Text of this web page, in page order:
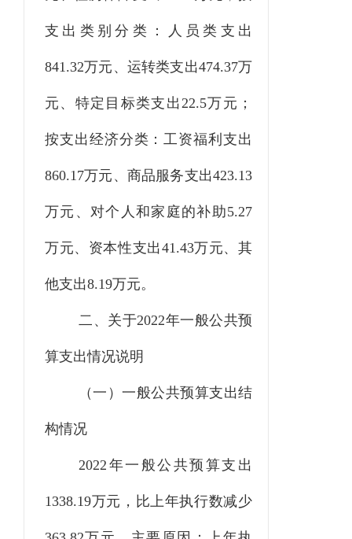
支出类别分类：人员类支出
841.32万元、运转类支出474.37万
元、特定目标类支出22.5万元；
按支出经济分类：工资福利支出
860.17万元、商品服务支出423.13
万元、对个人和家庭的补助5.27
万元、资本性支出41.43万元、其
他支出8.19万元。
二、关于2022年一般公共预
算支出情况说明
（一）一般公共预算支出结
构情况
2022年一般公共预算支出
1338.19万元，比上年执行数减少